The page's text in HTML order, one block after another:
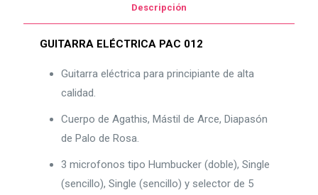
Descripción
GUITARRA ELÉCTRICA PAC 012
Guitarra eléctrica para principiante de alta
calidad.
Cuerpo de Agathis, Mástil de Arce, Diapasón
de Palo de Rosa.
3 microfonos tipo Humbucker (doble), Single
(sencillo), Single (sencillo) y selector de 5